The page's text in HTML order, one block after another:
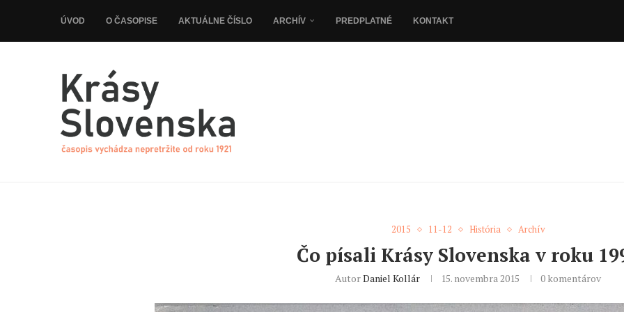
ÚVOD O ČASOPISE AKTUÁLNE ČÍSLO ARCHÍV PREDPLATNÉ KONTAKT
2015 11-12 História Archív
Čo písali Krásy Slovenska v roku
AutorDaniel Kollár 15. novembra 2015 0 komentárov